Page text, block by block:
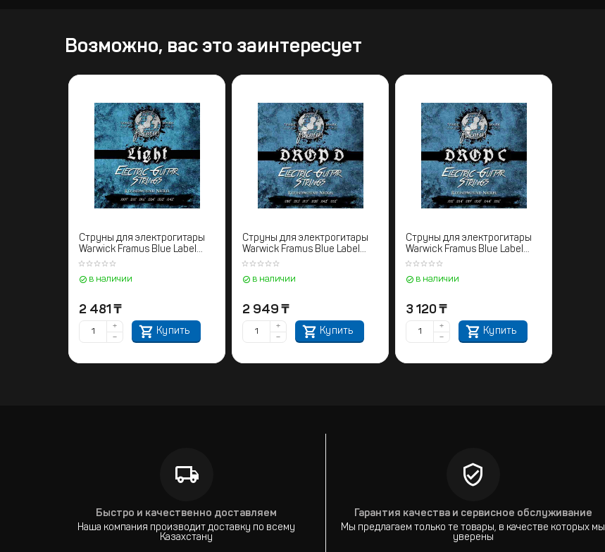
Возможно, вас это заинтересует
Струны для электрогитары
Warwick Framus Blue Label
Light 009"- 042"
в наличии
2 481 ₸
Купить
+
−
Струны для электрогитары
Warwick Framus Blue Label
Drop D and Dd 010 - 052
в наличии
2 949 ₸
Купить
+
−
Струны для электрогитары
Warwick Framus Blue Label
Drop C and B 011 - 056
в наличии
3 120 ₸
Купить
+
−
Быстро и качественно доставляем
Наша компания производит доставку по всему
Казахстану
Гарантия качества и сервисное обслуживание
Мы предлагаем только те товары, в качестве которых мы
уверены